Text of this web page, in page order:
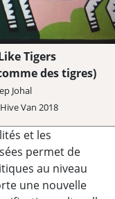
Tigers
des tigres)
Johal
Van 2018
et les
permet de
au niveau
une nouvelle